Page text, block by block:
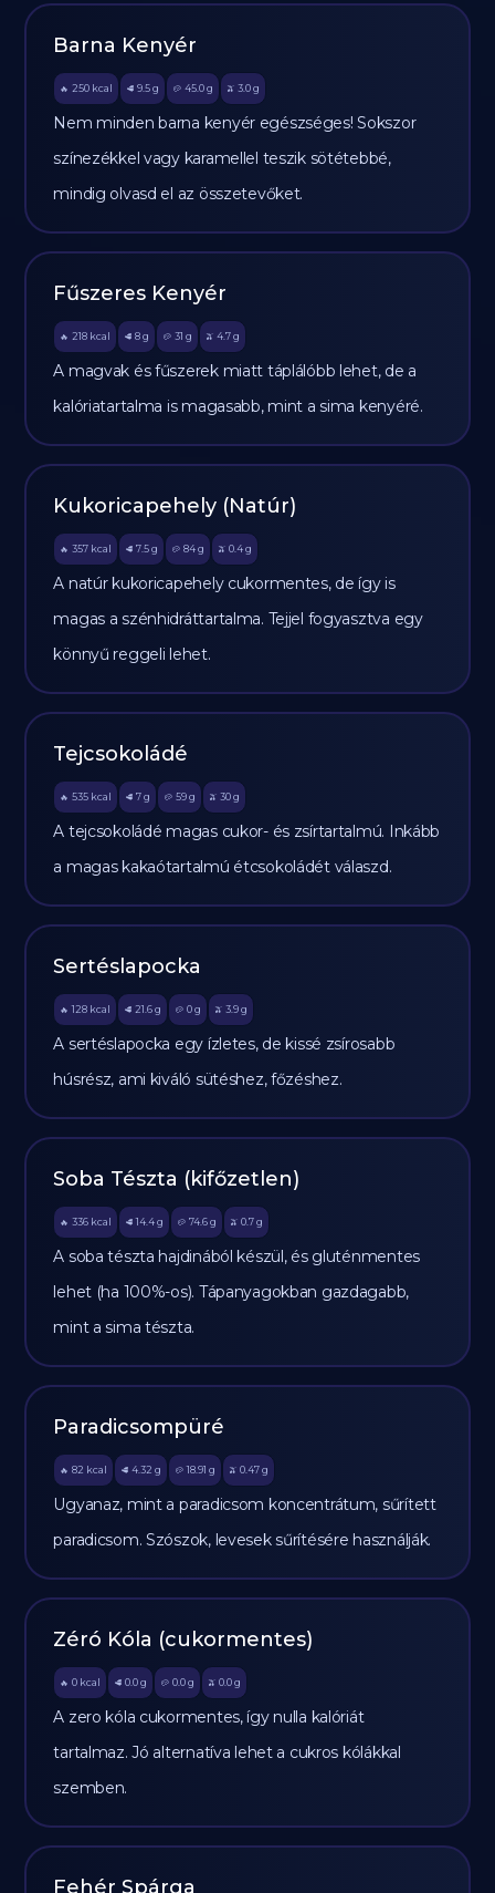
Barna Kenyér
🔥 250 kcal 🥩 9.5 g 🥔 45.0g 🫒 3.0 g
Nem minden barna kenyér egészséges! Sokszor
színezékkel vagy karamellel teszik sötétebbé,
mindig olvasd el az összetevőket.
Fűszeres Kenyér
🔥 218 kcal 🥩 8 g 🥔 31 g 🫒 4.7 g
A magvak és fűszerek miatt táplálóbb lehet, de a
kalóriatartalma is magasabb, mint a sima kenyéré.
Kukoricapehely (Natúr)
🔥 357 kcal 🥩 7.5 g 🥔 84g 🫒 0.4 g
A natúr kukoricapehely cukormentes, de így is
magas a szénhidráttartalma. Tejjel fogyasztva egy
könnyű reggeli lehet.
Tejcsokoládé
🔥 535 kcal 🥩 7 g 🥔 59g 🫒 30 g
A tejcsokoládé magas cukor- és zsírtartalmú. Inkább
a magas kakaótartalmú étcsokoládét válaszd.
Sertéslapocka
🔥 128 kcal 🥩 21.6 g 🥔 0g 🫒 3.9 g
A sertéslapocka egy ízletes, de kissé zsírosabb
húsrész, ami kiváló sütéshez, főzéshez.
Soba Tészta (kifőzetlen)
🔥 336 kcal 🥩 14.4 g 🥔 74.6g 🫒 0.7 g
A soba tészta hajdinából készül, és gluténmentes
lehet (ha 100%-os). Tápanyagokban gazdagabb,
mint a sima tészta.
Paradicsompüré
🔥 82 kcal 🥩 4.32 g 🥔 18.91 g 🫒 0.47 g
Ugyanaz, mint a paradicsom koncentrátum, sűrített
paradicsom. Szószok, levesek sűrítésére használják.
Zéró Kóla (cukormentes)
🔥 0 kcal 🥩 0.0 g 🥔 0.0g 🫒 0.0 g
A zero kóla cukormentes, így nulla kalóriát
tartalmaz. Jó alternatíva lehet a cukros kólákkal
szemben.
Fehér Spárga